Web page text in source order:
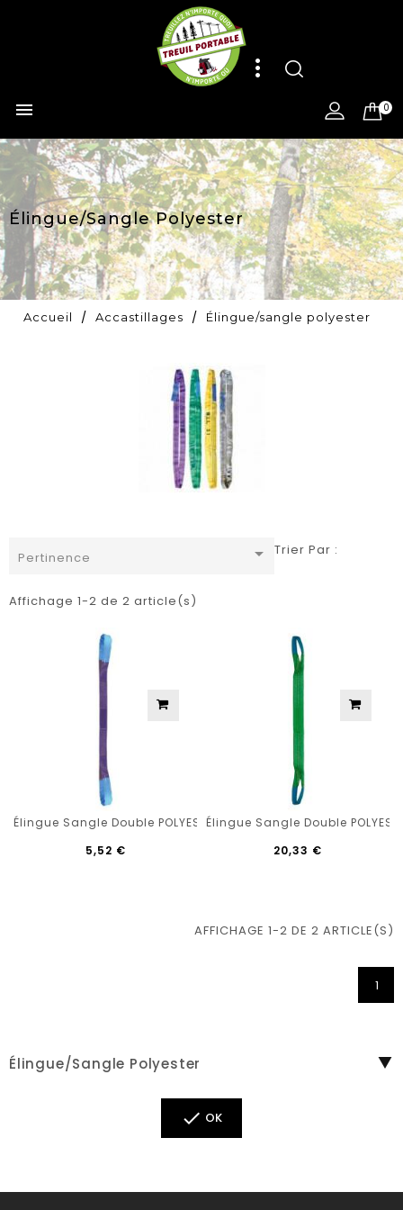
 0
Élingue/sangle Polyester
Accueil Accastillages Élingue/sangle polyester
Trier Par :
Pertinence 
Affichage 1-2 de 2 article(s)
Élingue Sangle Double POLYESTER 1 Tonne - 2 Boucles
5,52 €
Élingue Sangle Double
20,33 €
AFFICHAGE 1-2 DE 2 ARTICLE(S)
1
Élingue/sangle Polyester
 OK